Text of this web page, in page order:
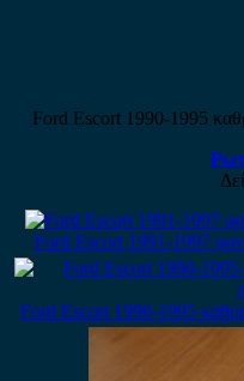
Ford Escort 1990-1995
Ford Escort 1991-1997
Ford Escort 1990-1995